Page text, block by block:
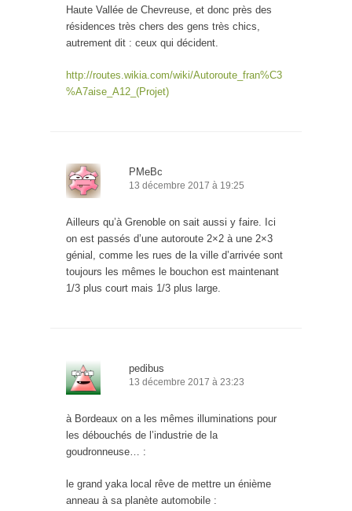
Haute Vallée de Chevreuse, et donc près des
résidences très chers des gens très chics,
autrement dit : ceux qui décident.
http://routes.wikia.com/wiki/Autoroute_fran%C3
%A7aise_A12_(Projet)
PMeBc
13 décembre 2017 à 19:25
Ailleurs qu’à Grenoble on sait aussi y faire. Ici
on est passés d’une autoroute 2×2 à une 2×3
génial, comme les rues de la ville d’arrivée sont
toujours les mêmes le bouchon est maintenant
1/3 plus court mais 1/3 plus large.
pedibus
13 décembre 2017 à 23:23
à Bordeaux on a les mêmes illuminations pour
les débouchés de l’industrie de la
goudronneuse… :
le grand yaka local rêve de mettre un énième
anneau à sa planète automobile :